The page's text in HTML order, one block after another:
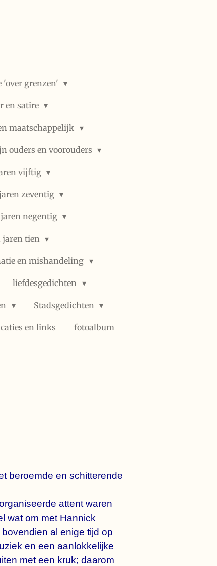
'over grenzen'
en satire
maatschappelijk
ouders en voorouders
vijftig
zeventig
negentig
jaren tien
en mishandeling
liefdesgedichten
Stadsgedichten
en links fotoalbum
beroemde en schitterende
attent waren
wat om met Hannick
al enige tijd op
en een aanlokkelijke
met een kruk; daarom